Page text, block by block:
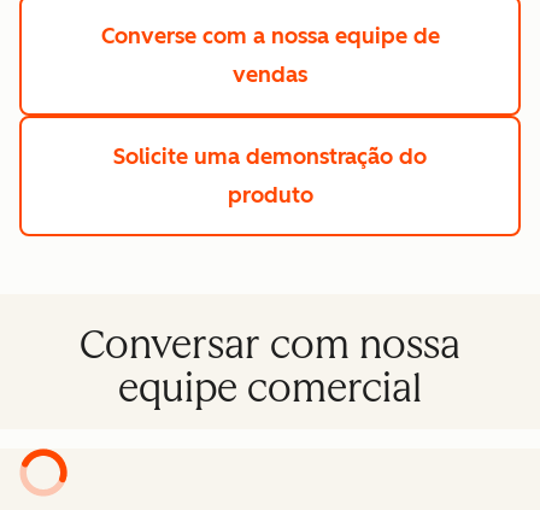
Converse com a nossa equipe de
vendas
Solicite uma demonstração do
produto
Conversar com nossa
equipe comercial